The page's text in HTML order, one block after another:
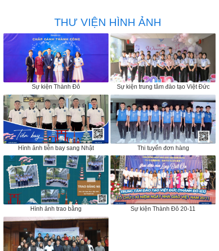
THƯ VIỆN HÌNH ẢNH
Sự kiện Thành Đô Sự kiện trung tâm đào tạo Việt Đức
Hình ảnh tiễn bay sang Nhật Thi tuyển đơn hàng
Hình ảnh trao bằng Sự kiện Thành Đô 20-11